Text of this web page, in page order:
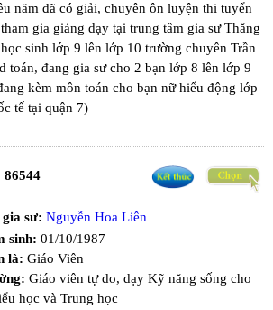
năm đã có giải, chuyên ôn luyện thi tuyển
gia giảng dạy tại trung tâm gia sư Thăng
sinh lớp 9 lên lớp 10 trường chuyên Trần
toán, đang gia sư cho 2 bạn lớp 8 lên lớp 9
kèm môn toán cho bạn nữ hiếu động lớp
tế tại quận 7)
86544
gia sư: Nguyễn Hoa Liên
sinh: 01/10/1987
là: Giáo Viên
Giáo viên tự do, dạy Kỹ năng sống cho
học và Trung học